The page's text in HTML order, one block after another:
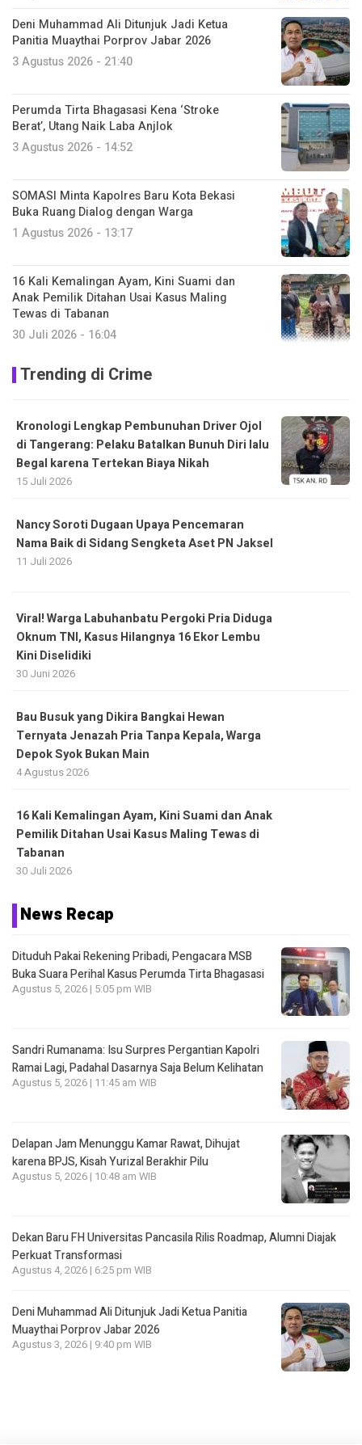
Deni Muhammad Ali Ditunjuk Jadi Ketua
Panitia Muaythai Porprov Jabar 2026
3 Agustus 2026 - 21:40
Perumda Tirta Bhagasasi Kena ‘Stroke
Berat’, Utang Naik Laba Anjlok
3 Agustus 2026 - 14:52
SOMASI Minta Kapolres Baru Kota Bekasi
Buka Ruang Dialog dengan Warga
1 Agustus 2026 - 13:17
16 Kali Kemalingan Ayam, Kini Suami dan
Anak Pemilik Ditahan Usai Kasus Maling
Tewas di Tabanan
30 Juli 2026 - 16:04
Trending di Crime
Kronologi Lengkap Pembunuhan Driver Ojol
di Tangerang: Pelaku Batalkan Bunuh Diri lalu
Begal karena Tertekan Biaya Nikah
15 Juli 2026
Nancy Soroti Dugaan Upaya Pencemaran
Nama Baik di Sidang Sengketa Aset PN Jaksel
11 Juli 2026
Viral! Warga Labuhanbatu Pergoki Pria Diduga
Oknum TNI, Kasus Hilangnya 16 Ekor Lembu
Kini Diselidiki
30 Juni 2026
Bau Busuk yang Dikira Bangkai Hewan
Ternyata Jenazah Pria Tanpa Kepala, Warga
Depok Syok Bukan Main
4 Agustus 2026
16 Kali Kemalingan Ayam, Kini Suami dan Anak
Pemilik Ditahan Usai Kasus Maling Tewas di
Tabanan
30 Juli 2026
News Recap
Dituduh Pakai Rekening Pribadi, Pengacara MSB
Buka Suara Perihal Kasus Perumda Tirta Bhagasasi
Agustus 5, 2026 | 5:05 pm WIB
Sandri Rumanama: Isu Surpres Pergantian Kapolri
Ramai Lagi, Padahal Dasarnya Saja Belum Kelihatan
Agustus 5, 2026 | 11:45 am WIB
Delapan Jam Menunggu Kamar Rawat, Dihujat
karena BPJS, Kisah Yurizal Berakhir Pilu
Agustus 5, 2026 | 10:48 am WIB
Dekan Baru FH Universitas Pancasila Rilis Roadmap, Alumni Diajak
Perkuat Transformasi
Agustus 4, 2026 | 6:25 pm WIB
Deni Muhammad Ali Ditunjuk Jadi Ketua Panitia
Muaythai Porprov Jabar 2026
Agustus 3, 2026 | 9:40 pm WIB